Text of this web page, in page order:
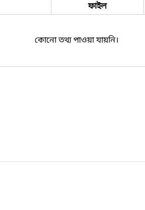
ফাইল
কোনো তথ্য পাওয়া যায়নি।